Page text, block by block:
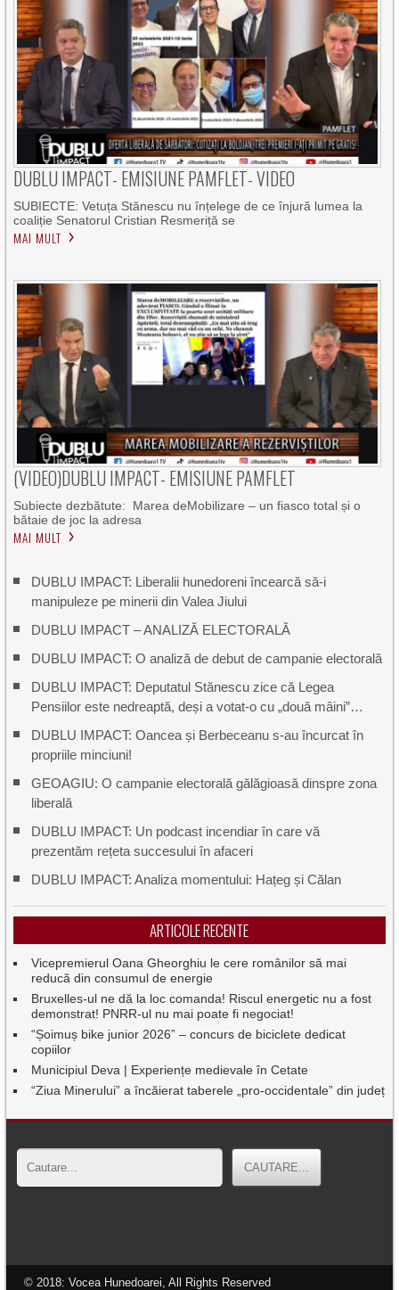
DUBLU IMPACT- EMISIUNE PAMFLET- VIDEO
SUBIECTE: Vetuța Stănescu nu înțelege de ce înjură lumea la
coaliție Senatorul Cristian Resmeriță se
MAI MULT
(VIDEO)DUBLU IMPACT- EMISIUNE PAMFLET
Subiecte dezbătute: Marea deMobilizare – un fiasco total și o
bătaie de joc la adresa
MAI MULT
DUBLU IMPACT: Liberalii hunedoreni încearcă să-i
manipuleze pe minerii din Valea Jiului
DUBLU IMPACT – ANALIZĂ ELECTORALĂ
DUBLU IMPACT: O analiză de debut de campanie electorală
DUBLU IMPACT: Deputatul Stănescu zice că Legea
Pensiilor este nedreaptă, deși a votat-o cu „două mâini”…
DUBLU IMPACT: Oancea și Berbeceanu s-au încurcat în
propriile minciuni!
GEOAGIU: O campanie electorală gălăgioasă dinspre zona
liberală
DUBLU IMPACT: Un podcast incendiar în care vă
prezentăm rețeta succesului în afaceri
DUBLU IMPACT: Analiza momentului: Hațeg și Călan
ARTICOLE RECENTE
Vicepremierul Oana Gheorghiu le cere românilor să mai
reducă din consumul de energie
Bruxelles-ul ne dă la loc comanda! Riscul energetic nu a fost
demonstrat! PNRR-ul nu mai poate fi negociat!
“Șoimuș bike junior 2026” – concurs de biciclete dedicat
copiilor
Municipiul Deva | Experiențe medievale în Cetate
“Ziua Minerului” a încăierat taberele „pro-occidentale” din județ
© 2018: Vocea Hunedoarei, All Rights Reserved